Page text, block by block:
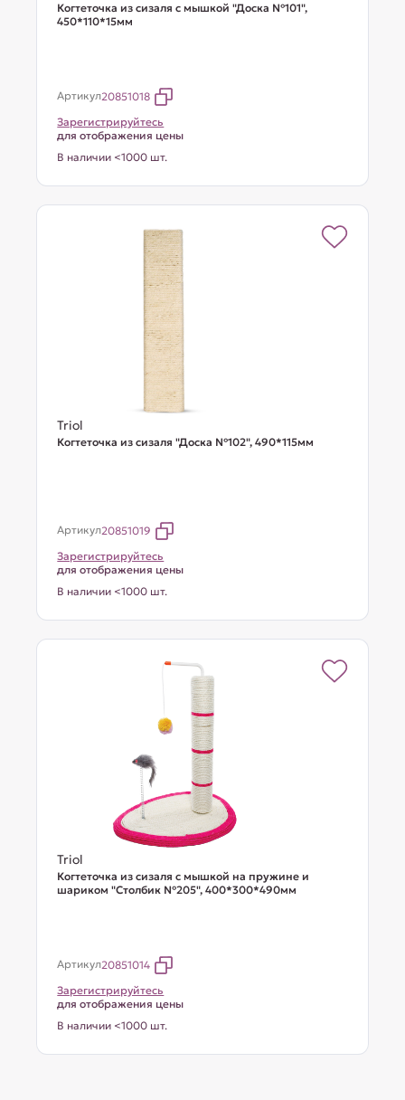
Когтеточка из сизаля с мышкой "Доска №101",
450*110*15мм
Артикул20851018
Зарегистрируйтесь
для отображения цены
В наличии <1000 шт.
Triol
Когтеточка из сизаля "Доска №102", 490*115мм
Артикул20851019
Зарегистрируйтесь
для отображения цены
В наличии <1000 шт.
Triol
Когтеточка из сизаля с мышкой на пружине и
шариком "Столбик №205", 400*300*490мм
Артикул20851014
Зарегистрируйтесь
для отображения цены
В наличии <1000 шт.